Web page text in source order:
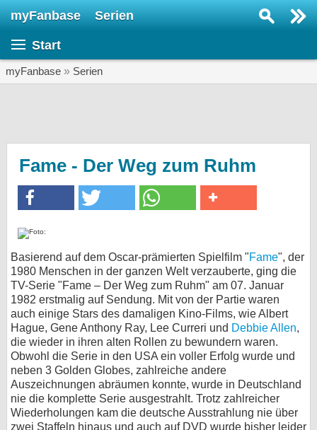
myFanbase Serien
Start
myFanbase » Serien
Fame - Der Weg zum Ruhm
Basierend auf dem Oscar-prämierten Spielfilm "Fame", der
1980 Menschen in der ganzen Welt verzauberte, ging die
TV-Serie "Fame – Der Weg zum Ruhm" am 07. Januar
1982 erstmalig auf Sendung. Mit von der Partie waren
auch einige Stars des damaligen Kino-Films, wie Albert
Hague, Gene Anthony Ray, Lee Curreri und Debbie Allen,
die wieder in ihren alten Rollen zu bewundern waren.
Obwohl die Serie in den USA ein voller Erfolg wurde und
neben 3 Golden Globes, zahlreiche andere
Auszeichnungen abräumen konnte, wurde in Deutschland
nie die komplette Serie ausgestrahlt. Trotz zahlreicher
Wiederholungen kam die deutsche Ausstrahlung nie über
zwei Staffeln hinaus und auch auf DVD wurde bisher leider
Veranstaltungen
KULTUR
SERVICE
Gewinnspiele
Forum
bei X
bei Facebook
Kontakt